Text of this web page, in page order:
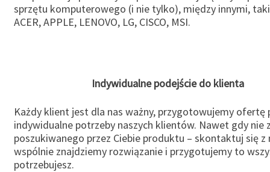
sprzętu komputerowego (i nie tylko), między innymi,
ACER, APPLE, LENOVO, LG, CISCO, MSI.
Indywidualne podejście do klienta
Każdy klient jest dla nas ważny, przygotowujemy ofertę
indywidualne potrzeby naszych klientów. Nawet gdy nie
poszukiwanego przez Ciebie produktu – skontaktuj się z
wspólnie znajdziemy rozwiązanie i przygotujemy to
potrzebujesz.